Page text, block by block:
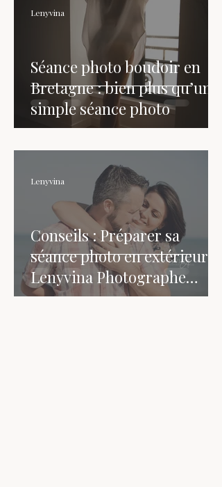
Séance photo boudoir en
Bretagne : bien plus qu’une
simple séance photo
Lenyvina
Conseils : Préparer sa
séance photo en extérieur |
Lenyvina Photographe
Bretagne
Lenyvina